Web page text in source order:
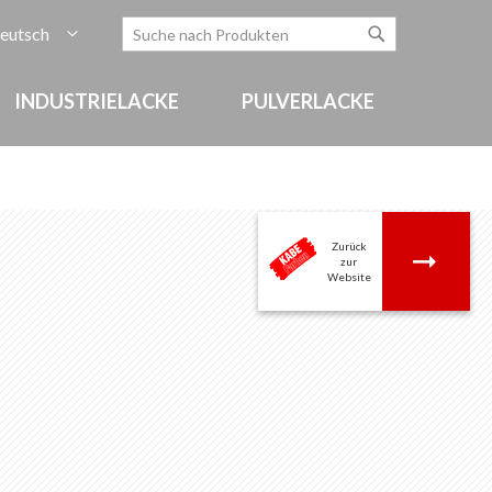
Search
Zurück
zur
Website
INDUSTRIELACKE PULVERLACKE